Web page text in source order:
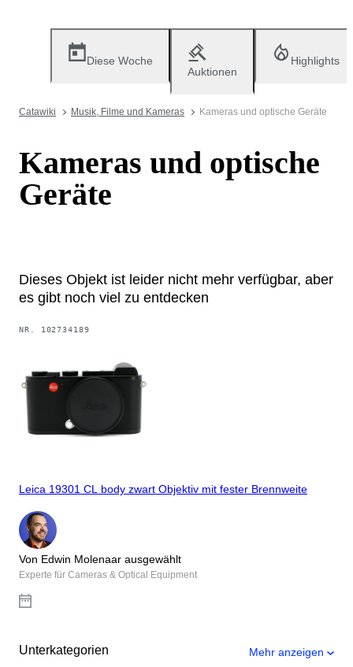
Diese Woche
Auktionen
Highlights
Catawiki Musik, Filme und Kameras Kameras und optische Geräte
Kameras und optische
Geräte
Dieses Objekt ist leider nicht mehr verfügbar, aber
es gibt noch viel zu entdecken
NR. 102734189
Leica 19301 CL body zwart Objektiv mit fester Brennweite
Von Edwin Molenaar ausgewählt
Experte für Cameras & Optical Equipment
Unterkategorien Mehr anzeigen